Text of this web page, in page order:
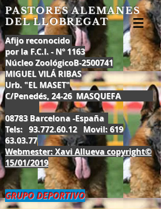
Afijo reconocido
por la F.C.I. - Nº 1163
Núcleo ZoológicoB-2500741
MIGUEL VILÁ RIBAS
Urb. "EL MASET"
C/Penedés, 24-26 MASQUEFA
08783 Barcelona -España
Tels: 93.772.60.12Movil:619
63.03.77
Webmester: Xavi Allueva copyright©
15/01/2019
PASTORES ALEMANES
DEL LLOBREGAT
GRUPO DEPORTIVO